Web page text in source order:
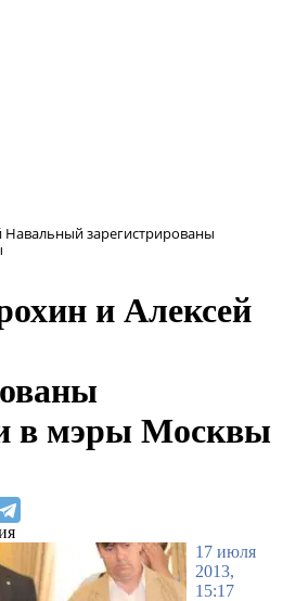
зарегистрированы
и Алексей
в мэры Москвы
17 июля
2013,
15:17